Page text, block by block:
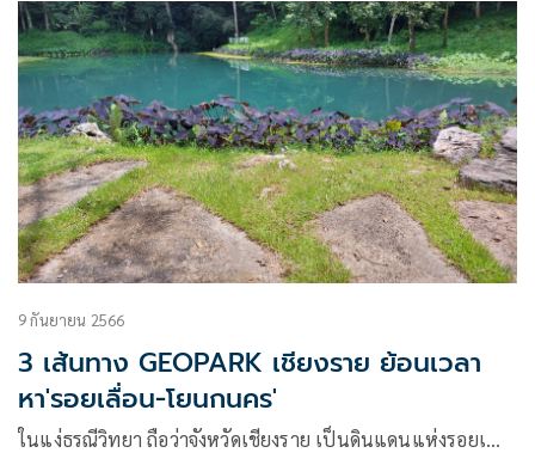
9 กันยายน 2566
3 เส้นทาง GEOPARK เชียงราย ย้อนเวลา
หา'รอยเลื่อน-โยนกนคร'
ในแง่ธรณีวิทยา ถือว่าจังหวัดเชียงราย เป็นดินแดนแห่งรอยเ…